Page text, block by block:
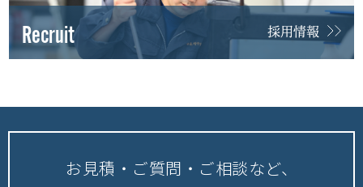
Recruit 採用情報
お見積・ご質問・ご相談など、